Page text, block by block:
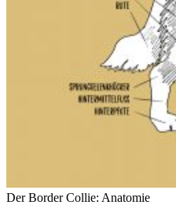
Der Bor­der Col­lie: Anatomie